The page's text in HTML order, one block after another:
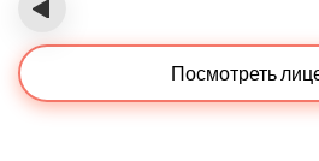
‹
Посмотреть